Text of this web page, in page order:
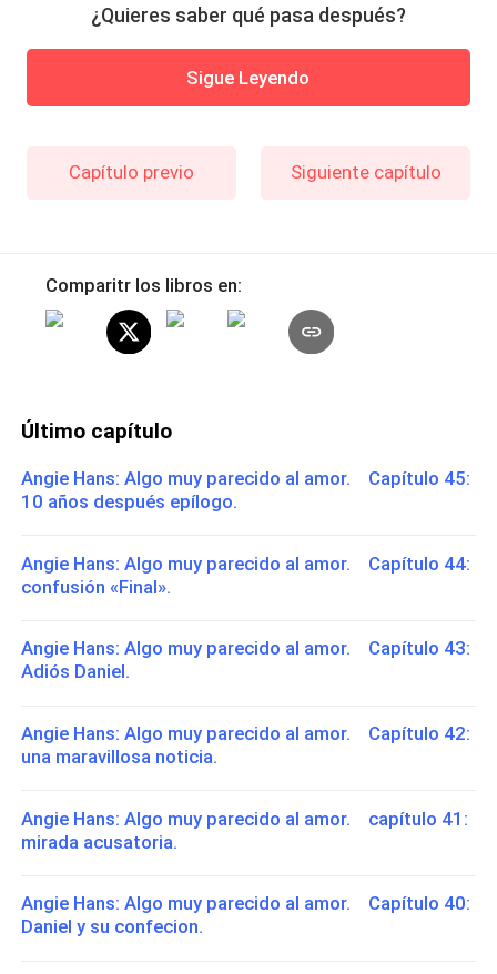
¿Quieres saber qué pasa después?
Sigue Leyendo
Capítulo previo Siguiente capítulo
Comparitr los libros en:
Último capítulo
Angie Hans: Algo muy parecido al amor. Capítulo 45:
10 años después epílogo.
Angie Hans: Algo muy parecido al amor. Capítulo 44:
confusión «Final».
Angie Hans: Algo muy parecido al amor. Capítulo 43:
Adiós Daniel.
Angie Hans: Algo muy parecido al amor. Capítulo 42:
una maravillosa noticia.
Angie Hans: Algo muy parecido al amor. capítulo 41:
mirada acusatoria.
Angie Hans: Algo muy parecido al amor. Capítulo 40:
Daniel y su confecion.